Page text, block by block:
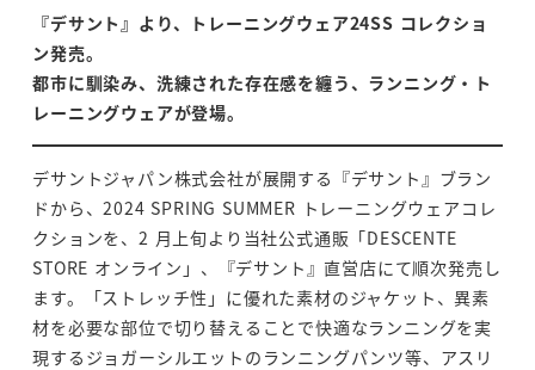
『デサント』より、トレーニングウェア24SS コレクショ
ン発売。
都市に馴染み、洗練された存在感を纏う、ランニング・ト
レーニングウェアが登場。
デサントジャパン株式会社が展開する『デサント』ブラン
ドから、2024 SPRING SUMMER トレーニングウェアコレ
クションを、2 月上旬より当社公式通販「DESCENTE
STORE オンライン」、『デサント』直営店にて順次発売し
ます。「ストレッチ性」に優れた素材のジャケット、異素
材を必要な部位で切り替えることで快適なランニングを実
現するジョガーシルエットのランニングパンツ等、アスリ